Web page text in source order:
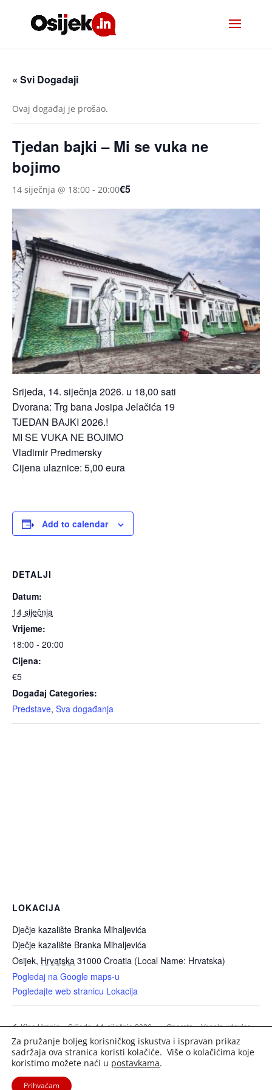
« Svi Događaji
Ovaj događaj je prošao.
Tjedan bajki – Mi se vuka ne
bojimo
14 siječnja @ 18:00 - 20:00€5
Srijeda, 14. siječnja 2026. u 18,00 sati
Dvorana: Trg bana Josipa Jelačića 19
TJEDAN BAJKI 2026.!
MI SE VUKA NE BOJIMO
Vladimir Predmersky
Cijena ulaznice: 5,00 eura
Add to calendar
DETALJI
Datum:
14 siječnja
Vrijeme:
18:00 - 20:00
Cijena:
€5
Događaj Categories:
Predstave, Sva događanja
LOKACIJA
Dječje kazalište Branka Mihaljevića
Dječje kazalište Branka Mihaljevića
Osijek, Hrvatska 31000 Croatia (Local Name: Hrvatska)
Pogledaj na Google maps-u
Pogledajte web stranicu Lokacija
Kino Urania – Srijeda, 14. siječnja 2026. Opereta – Vesela udovica
Za pružanje boljeg korisničkog iskustva i ispravan prikaz
sadržaja ova stranica koristi kolačiće. Više o kolačićima koje
koristimo možete naći u postavkama.
Prihvaćam